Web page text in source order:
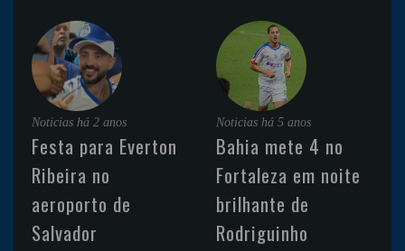
Noticias há 2 anos
Festa para Everton
Ribeira no
aeroporto de
Salvador
Noticias há 5 anos
Bahia mete 4 no
Fortaleza em noite
brilhante de
Rodriguinho